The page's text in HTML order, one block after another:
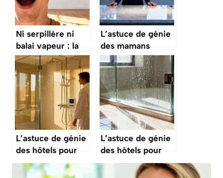
Ni serpillère ni
balai vapeur : la
méthode des
professionnels
pour des sols
impeccables
L’astuce de génie
des mamans
pressées pour
dégraisser la
cuisine sans
frotter pendant
des heures
L’astuce de génie
des hôtels pour
une paroi de
douche
L’astuce de génie
des hôtels pour
nettoyer les parois
de douche sans